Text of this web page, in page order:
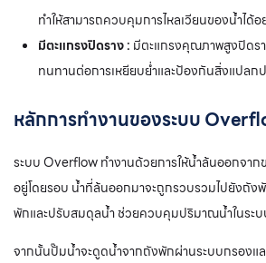
ทำให้สามารถควบคุมการไหลเวียนของน้ำได้
มีตะแกรงปิดราง : มีตะแกรงคุณภาพสูงปิดร
ทนทานต่อการเหยียบย่ำและป้องกันสิ่งแปลก
หลักการทำงานของระบบ
ระบบ Overflow ทำงานด้วยการให้น้ำล้นออกจาก
อยู่โดยรอบ น้ำที่ล้นออกมาจะถูกรวบรวมไปยังถัง
พักและปรับสมดุลน้ำ ช่วยควบคุมปริมาณน้ำในระบ
จากนั้นปั๊มน้ำจะดูดน้ำจากถังพักผ่านระบบกรองแล